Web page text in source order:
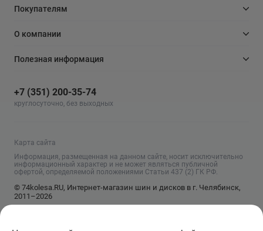
Покупателям
О компании
Полезная информация
+7 (351) 200-35-74
круглосуточно, без выходных
Карта сайта
Информация, размещенная на данном сайте, носит исключительно
информационный характер и не может являться публичной
офертой, определяемой положениями Статьи 437 (2) ГК РФ.
© 74kolesa.RU, Интернет-магазин шин и дисков в г. Челябинск,
2011–2026